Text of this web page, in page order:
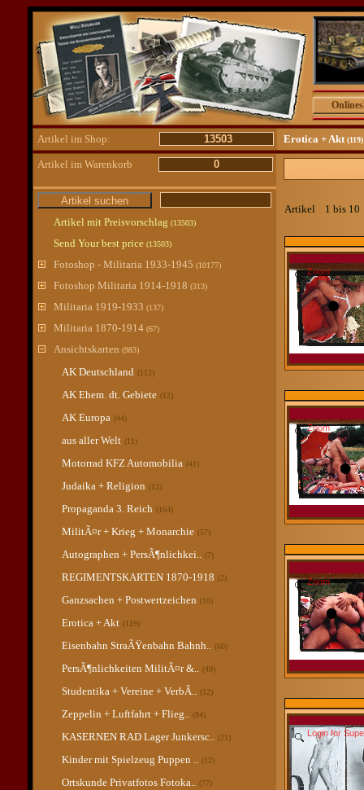
Artikel im Shop: 13503 Erotica + Akt
Artikel im Warenkorb 0
Artikel mit Preisvorschlag (13503)
Send Your best price (13503)
Fotoshop - Militaria 1933-1945 (10177)
Fotoshop Militaria 1914-1918 (313)
Militaria 1919-1933 (137)
Militaria 1870-1914 (67)
Ansichtskarten (983)
AK Deutschland (112)
AK Ehem. dt. Gebiete (12)
AK Europa (44)
aus aller Welt (11)
Motorrad KFZ Automobilia (41)
Judaika + Religion (12)
Propaganda 3. Reich (164)
MilitÃ¤r + Krieg + Monarchie (57)
Autographen + PersÃ¶nlichkei.. (7)
REGIMENTSKARTEN 1870-1918 (2)
Ganzsachen + Postwertzeichen (10)
Erotica + Akt (119)
Eisenbahn StraÃŸenbahn Bahnh.. (60)
PersÃ¶nlichkeiten MilitÃ¤r &.. (49)
Studentika + Vereine + VerbÃ.. (12)
Zeppelin + Luftfahrt + Flieg.. (84)
KASERNEN RAD Lager Junkersc.. (21)
Kinder mit Spielzeug Puppen .. (12)
Ortskunde Privatfotos Fotoka.. (77)
Artikel 1 bis
Zoom
Zoom
Zoom
Login for